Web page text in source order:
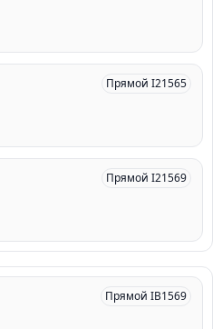
Прямой I21565
Прямой I21569
Прямой IB1569